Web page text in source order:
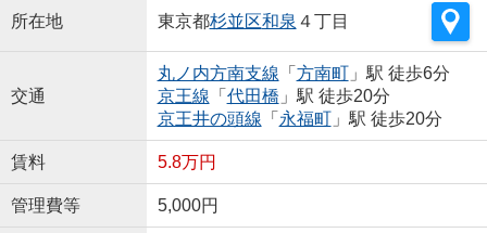
所在地 東京都杉並区和泉 ４丁目
交通
丸ノ内方南支線 「 方南町」駅 徒歩6分
京王線 「 代田橋 」駅 徒歩20分
京王井の頭線 「 永福町」駅 徒歩20分
賃料 5.8万円
管理費等 5,000円